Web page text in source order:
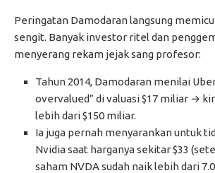
Peringatan Damodaran langsung
sengit. Banyak investor ritel dan
menyerang rekam jejak sang profesor:
Tahun 2014, Damodaran menilai
overvalued” di valuasi $17 miliar →
lebih dari $150 miliar.
Ia juga pernah menyarankan untuk
Nvidia saat harganya sekitar $33
saham NVDA sudah naik lebih dari